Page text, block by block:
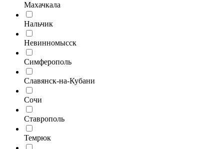
Махачкала
Нальчик
Невинномысск
Симферополь
Славянск-на-Кубани
Сочи
Ставрополь
Темрюк